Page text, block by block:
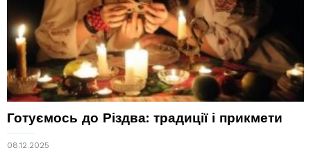
Готуємось до Різдва: традиції і прикмети
08.12.2025